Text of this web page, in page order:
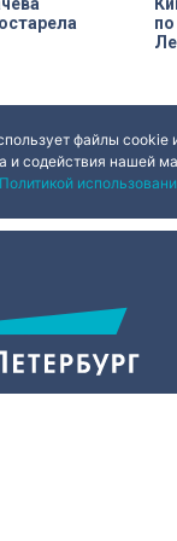
файлы cookie
и содействия нашей
Политикой